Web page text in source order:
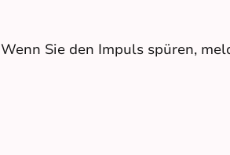
Wenn Sie den Impuls spüren,